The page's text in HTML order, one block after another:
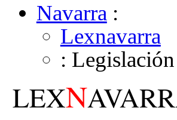
Navarra:
Lexnavarra
: Legislación
LEXN